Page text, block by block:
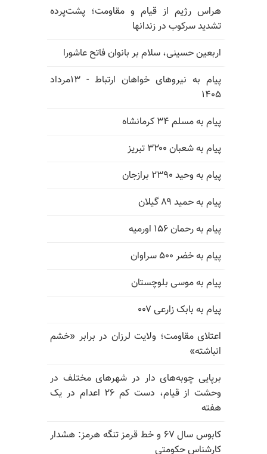
هراس رژیم از قیام و مقاومت؛ پشت‌پرده
تشدید سرکوب در زندانها
اربعین حسینی، سلام بر بانوان فاتح عاشورا
پیام به نیروهای خواهان ارتباط - ۱۳مرداد
۱۴۰۵
پیام به مسلم ۳۴ کرمانشاه
پیام به شعبان ۳۲۰۰ تبریز
پیام به وحید ۲۳۹۰ برازجان
پیام به حمید ۸۹ گیلان
پیام به رحمان ۱۵۶ اورمیه
پیام به خضر ۵۰۰ سراوان
پیام به موسی بلوچستان
پیام به بابک زارعی ۰۰۷
اعتلای مقاومت؛ ولایت لرزان در برابر «خشم
انباشته»
برپایی چوبه‌های دار در شهرهای مختلف در
وحشت از قیام، دست کم ۲۶ اعدام در یک
هفته
کابوس سال ۶۷ و خط قرمز تنگه هرمز: هشدار
کارشناس حکومتی